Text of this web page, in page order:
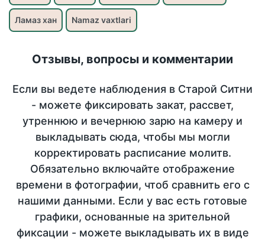
Ламаз хан Namaz vaxtlari
Отзывы, вопросы и комментарии
Если вы ведете наблюдения в Старой Ситни
- можете фиксировать закат, рассвет,
утреннюю и вечернюю зарю на камеру и
выкладывать сюда, чтобы мы могли
корректировать расписание молитв.
Обязательно включайте отображение
времени в фотографии, чтоб сравнить его с
нашими данными. Если у вас есть готовые
графики, основанные на зрительной
фиксации - можете выкладывать их в виде